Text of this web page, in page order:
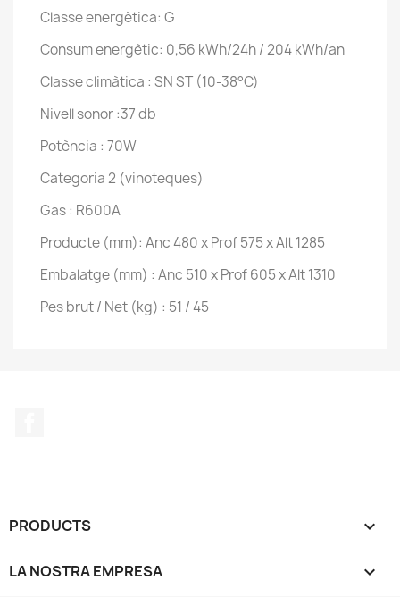
Classe energètica: G
Consum energètic: 0,56 kWh/24h / 204 kWh/an
Classe climàtica : SN ST (10-38°C)
Nivell sonor :37 db
Potència : 70W
Categoria 2 (vinoteques)
Gas : R600A
Producte (mm): Anc 480 x Prof 575 x Alt 1285
Embalatge (mm) : Anc 510 x Prof 605 x Alt 1310
Pes brut / Net (kg) : 51 / 45
PRODUCTS 
LA NOSTRA EMPRESA 